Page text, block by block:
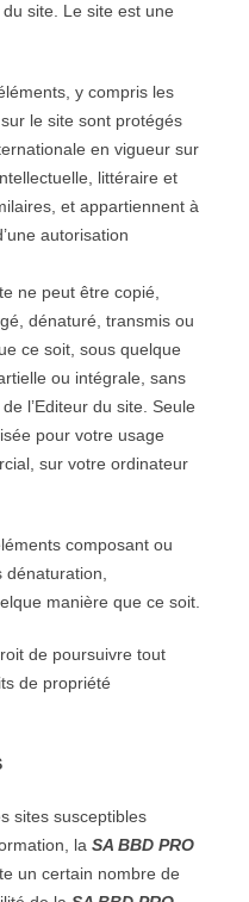
site. Le site est une
y compris les
le site sont protégés
en vigueur sur
littéraire et
et appartiennent à
autorisation
ne peut être copié,
dénaturé, transmis ou
ce soit, sous quelque
ou intégrale, sans
l’Editeur du site. Seule
pour votre usage
sur votre ordinateur
composant ou
manière que ce soit.
de poursuivre tout
de propriété
sites susceptibles
la SA BBD PRO
un certain nombre de